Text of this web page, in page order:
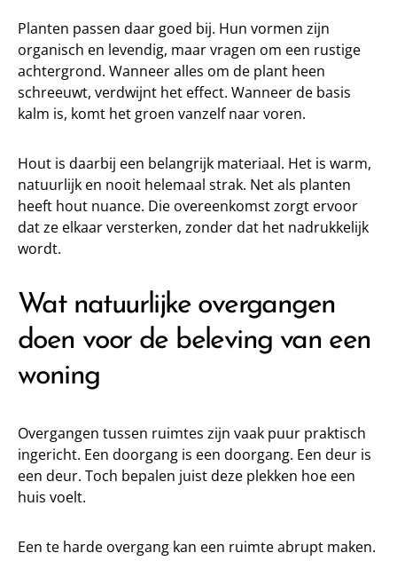
Planten passen daar goed bij. Hun vormen zijn
organisch en levendig, maar vragen om een rustige
achtergrond. Wanneer alles om de plant heen
schreeuwt, verdwijnt het effect. Wanneer de basis
kalm is, komt het groen vanzelf naar voren.
Hout is daarbij een belangrijk materiaal. Het is warm,
natuurlijk en nooit helemaal strak. Net als planten
heeft hout nuance. Die overeenkomst zorgt ervoor
dat ze elkaar versterken, zonder dat het nadrukkelijk
wordt.
Wat natuurlijke overgangen
doen voor de beleving van een
woning
Overgangen tussen ruimtes zijn vaak puur praktisch
ingericht. Een doorgang is een doorgang. Een deur is
een deur. Toch bepalen juist deze plekken hoe een
huis voelt.
Een te harde overgang kan een ruimte abrupt maken.